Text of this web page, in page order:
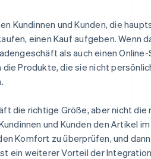
Kundinnen und Kunden, die
einen Kauf aufgeben. Wenn
als auch einen
die Produkte, die sie nicht
die richtige Größe, aber nicht die
und Kunden den Artikel
Komfort zu überprüfen, und
ein weiterer Vorteil der